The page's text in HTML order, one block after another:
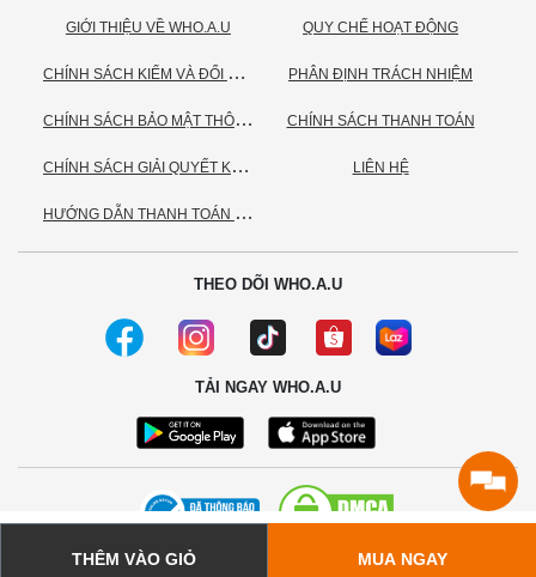
THÊM VÀO GIỎ MUA NGAY
GIỚI THIỆU VỀ WHO.A.U
C
HÍNH SÁCH KIỂM VÀ ĐỔI TRẢ HÀNG
C
HÍNH SÁCH BẢO MẬT THÔNG TIN CÁ NHÂN
C
HÍNH SÁCH GIẢI QUYẾT KHIẾU NẠI
H
ƯỚNG DẪN THANH TOÁN VNPAY
QUY CHẾ HOẠT ĐỘNG
PHÂN ĐỊNH TRÁCH NHIỆM
CHÍNH SÁCH THANH TOÁN
LIÊN HỆ
THEO DÕI WHO.A.U
TẢI NGAY WHO.A.U
© 2020 - Bản quyền thuộc về Công ty TNHH TC Commerce